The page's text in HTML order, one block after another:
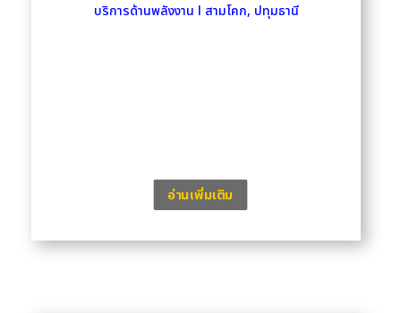
บริการด้านพลังงาน l สามโคก, ปทุมธานี
อ่านเพิ่มเติม